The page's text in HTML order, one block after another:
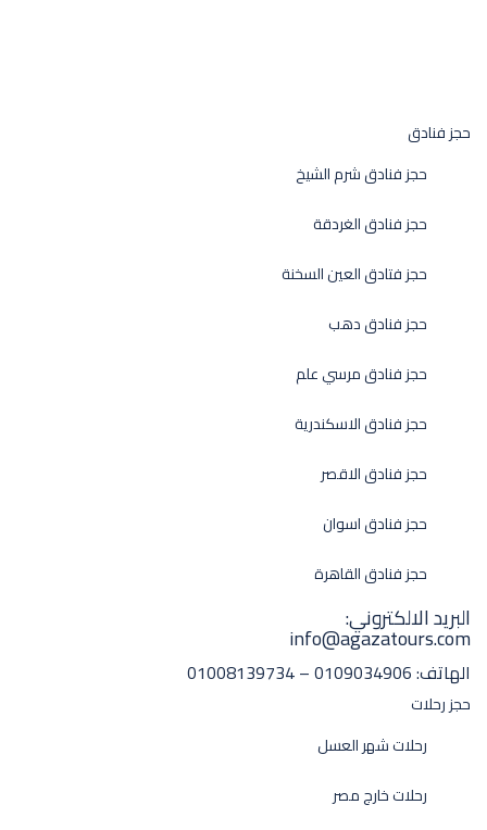
حجز فنادق
حجز فنادق شرم الشيخ
حجز فنادق الغردقة
حجز فتادق العين السخنة
حجز فنادق دهب
حجز فنادق مرسي علم
حجز فنادق الاسكندرية
حجز فنادق الاقصر
حجز فنادق اسوان
حجز فنادق القاهرة
البريد الالكتروني:
info@agazatours.com
الهاتف:0109034906 – 01008139734
حجز رحلات
رحلات شهر العسل
رحلات خارج مصر